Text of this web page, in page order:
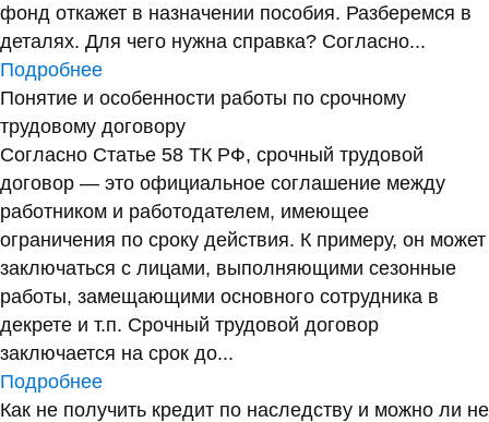
фонд откажет в назначении пособия. Разберемся в
деталях. Для чего нужна справка? Согласно...
Подробнее
Понятие и особенности работы по срочному
трудовому договору
Согласно Статье 58 ТК РФ, срочный трудовой
договор — это официальное соглашение между
работником и работодателем, имеющее
ограничения по сроку действия. К примеру, он может
заключаться с лицами, выполняющими сезонные
работы, замещающими основного сотрудника в
декрете и т.п. Срочный трудовой договор
заключается на срок до...
Подробнее
Как не получить кредит по наследству и можно ли не